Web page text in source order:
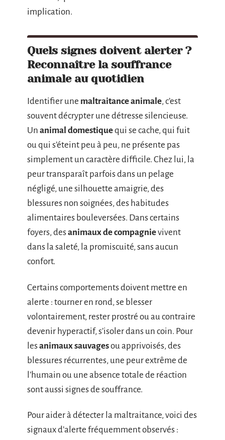
implication.
Quels signes doivent alerter ?
Reconnaître la souffrance
animale au quotidien
Identifier une maltraitance animale, c’est
souvent décrypter une détresse silencieuse.
Un animal domestiquequi se cache, qui fuit
ou qui s’éteint peu à peu, ne présente pas
simplement un caractère difficile. Chez lui, la
peur transparaît parfois dans un pelage
négligé, une silhouette amaigrie, des
blessures non soignées, des habitudes
alimentaires bouleversées. Dans certains
foyers, desanimaux de compagnievivent
dans la saleté, la promiscuité, sans aucun
confort.
Certains comportements doivent mettre en
alerte : tourner en rond, se blesser
volontairement, rester prostré ou au contraire
devenir hyperactif, s’isoler dans un coin. Pour
lesanimaux sauvagesou apprivoisés, des
blessures récurrentes, une peur extrême de
l’humain ou une absence totale de réaction
sont aussi signes de souffrance.
Pour aider à détecter la maltraitance, voici des
signaux d’alerte fréquemment observés :